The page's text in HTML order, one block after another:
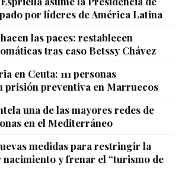
por líderes de América Latina
las paces: restablecen
tras caso Betssy Chávez
en Ceuta: 111 personas
prisión preventiva en Marruecos
una de las mayores redes de
en el Mediterráneo
medidas para restringir la
nacimiento y frenar el “turismo de